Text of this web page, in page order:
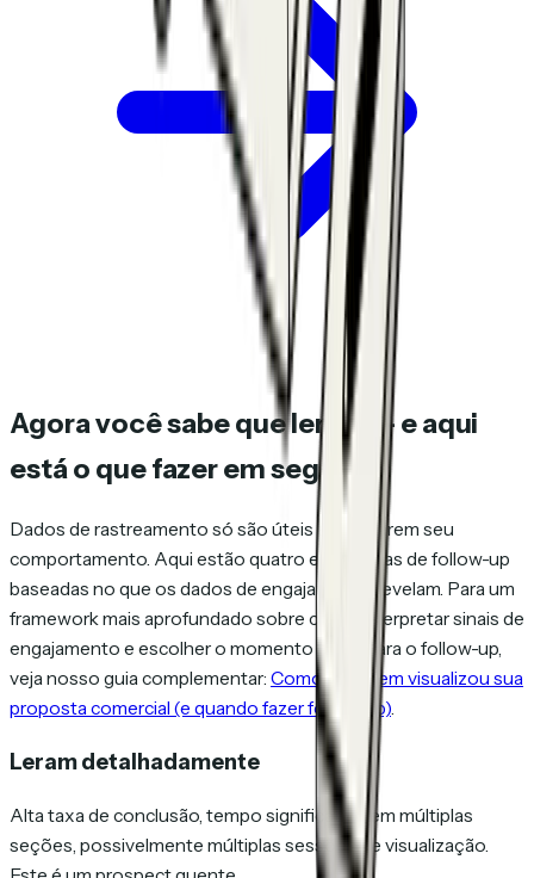
Agora você sabe que leram — e aqui
está o que fazer em seguida
Dados de rastreamento só são úteis se mudarem seu
comportamento. Aqui estão quatro estratégias de follow-up
baseadas no que os dados de engajamento revelam. Para um
framework mais aprofundado sobre como interpretar sinais de
engajamento e escolher o momento certo para o follow-up,
veja nosso guia complementar: Como ver quem visualizou sua
proposta comercial (e quando fazer follow-up).
Leram detalhadamente
Alta taxa de conclusão, tempo significativo em múltiplas
seções, possivelmente múltiplas sessões de visualização.